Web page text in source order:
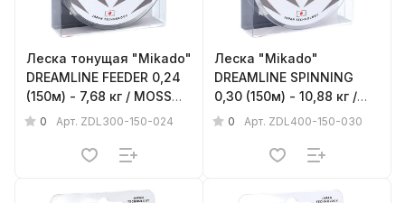
Леска тонущая "Mikado"
DREAMLINE FEEDER 0,24
(150м) - 7,68 кг / MOSS
GREEN
0 Арт. ZDL300-150-024
Леска "Mikado"
DREAMLINE SPINNING
0,30 (150м) - 10,88 кг /
CLEAR
0 Арт. ZDL400-150-030